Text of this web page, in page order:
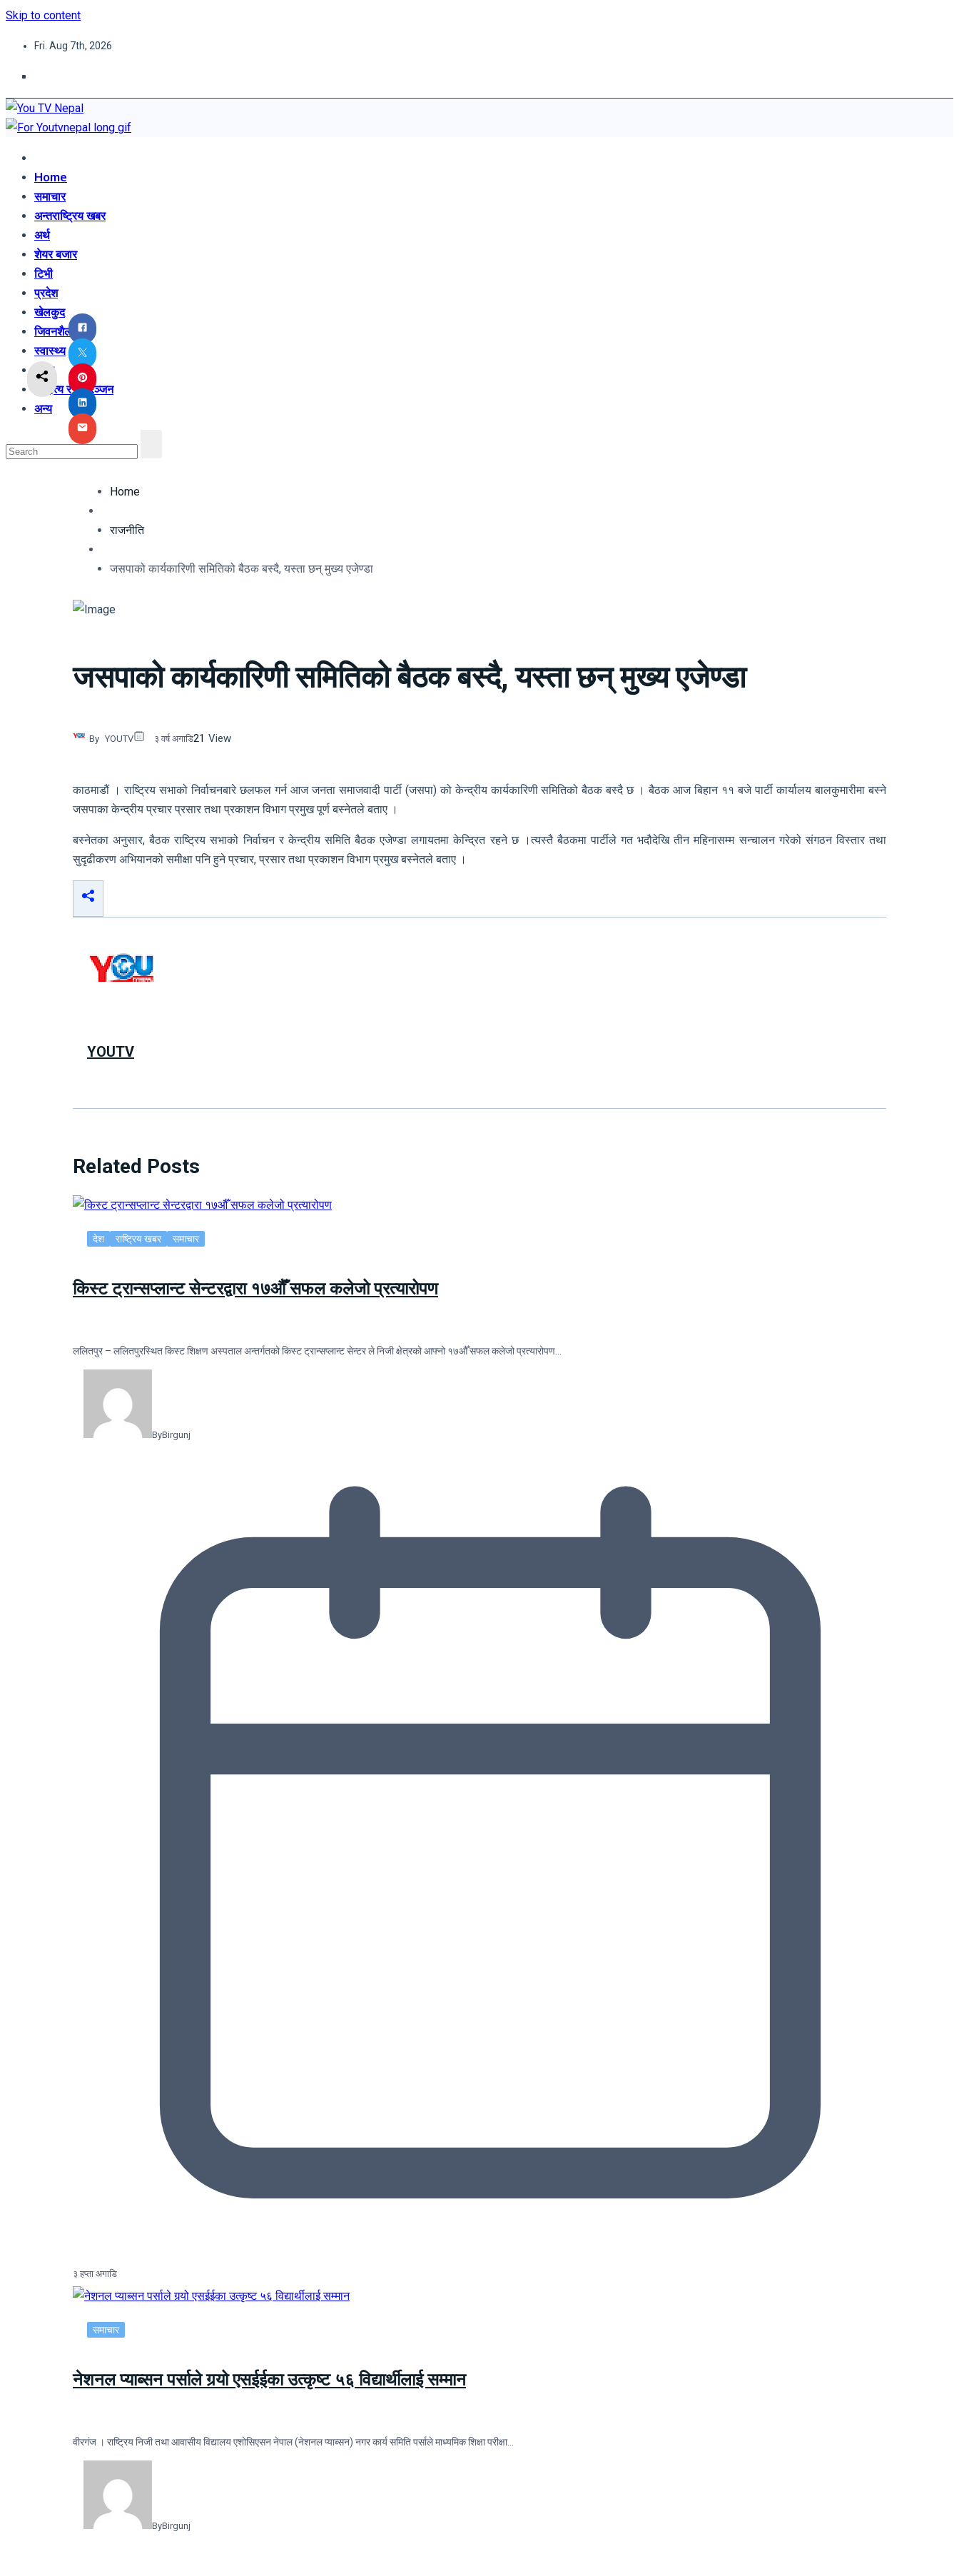
Skip to content
Fri. Aug 7th, 2026
Home
समाचार
अन्तराष्ट्रिय खबर
अर्थ
शेयर बजार
टिभी
प्रदेश
खेलकुद
जिवनशैली
स्वास्थ्य
शिक्षा
साहित्य र मनोरञ्जन
अन्य
Home
राजनीति
जसपाको कार्यकारिणी समितिको बैठक बस्दै, यस्ता छन् मुख्य एजेण्डा
जसपाको कार्यकारिणी समितिको बैठक बस्दै, यस्ता छन् मुख्य एजेण्डा
By YOUTV ३ वर्ष अगाडि21 View
काठमाडौं । राष्ट्रिय सभाको निर्वाचनबारे छलफल गर्न आज जनता समाजवादी पार्टी (जसपा) को केन्द्रीय कार्यकारिणी समितिको बैठक बस्दै छ । बैठक आज बिहान ११ बजे पार्टी कार्यालय बालकुमारीमा बस्ने
जसपाका केन्द्रीय प्रचार प्रसार तथा प्रकाशन विभाग प्रमुख पूर्ण बस्नेतले बताए ।
बस्नेतका अनुसार, बैठक राष्ट्रिय सभाको निर्वाचन र केन्द्रीय समिति बैठक एजेण्डा लगायतमा केन्द्रित रहने छ ।त्यस्तै बैठकमा पार्टीले गत भदौदेखि तीन महिनासम्म सन्चालन गरेको संगठन विस्तार तथा
सुदृढीकरण अभियानको समीक्षा पनि हुने प्रचार, प्रसार तथा प्रकाशन विभाग प्रमुख बस्नेतले बताए ।
YOUTV
Related Posts
देश राष्ट्रिय खबर समाचार
किस्ट ट्रान्सप्लान्ट सेन्टरद्वारा १७औँ सफल कलेजो प्रत्यारोपण
ललितपुर – ललितपुरस्थित किस्ट शिक्षण अस्पताल अन्तर्गतको किस्ट ट्रान्सप्लान्ट सेन्टर ले निजी क्षेत्रको आफ्नो १७औँ सफल कलेजो प्रत्यारोपण…
ByBirgunj
३ हप्ता अगाडि
समाचार
नेशनल प्याब्सन पर्साले गर्‍यो एसईईका उत्कृष्ट ५६ विद्यार्थीलाई सम्मान
वीरगंज । राष्ट्रिय निजी तथा आवासीय विद्यालय एशोसिएसन नेपाल (नेशनल प्याब्सन) नगर कार्य समिति पर्साले माध्यमिक शिक्षा परीक्षा…
ByBirgunj